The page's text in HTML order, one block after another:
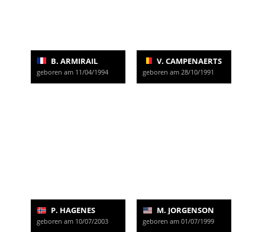
B. ARMIRAIL
geboren am 11/04/1994
V. CAMPENAERTS
geboren am 28/10/1991
P. HAGENES
geboren am 10/07/2003
M. JORGENSON
geboren am 01/07/1999